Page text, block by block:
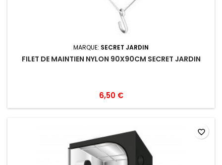
MARQUE: SECRET JARDIN
FILET DE MAINTIEN NYLON 90X90CM SECRET JARDIN
6,50 €
favorite_border